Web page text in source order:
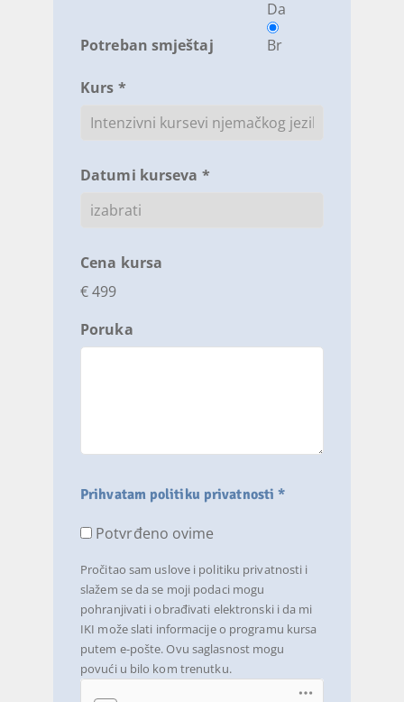
Potreban smještaj
Da
Br
Kurs *
Datumi kurseva *
Cena kursa
€ 499
Poruka
Prihvatam politiku privatnosti *
Potvrđeno ovime
Pročitao sam uslove i politiku privatnosti i
slažem se da se moji podaci mogu
pohranjivati i obrađivati elektronski i da mi
IKI može slati informacije o programu kursa
putem e-pošte. Ovu saglasnost mogu
povući u bilo kom trenutku.